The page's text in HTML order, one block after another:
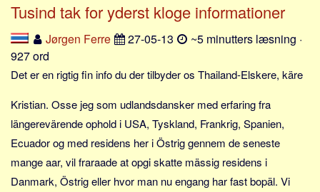
Lande
Tyrkiet
Spanien
Norge
Thailand
Italien
Tusind tak for yderst kloge informationer
Jørgen Ferre 27-05-13
~5 minutters læsning ·
927 ord
Det er en rigtig fin info du der tilbyder os Thailand-Elskere, käre
Kristian. Osse jeg som udlandsdansker med erfaring fra
längerevärende ophold i USA, Tyskland, Frankrig, Spanien,
Ecuador og med residens her i Östrig gennem de seneste
mange aar, vil fraraade at opgi skatte mässig residens i
Danmark, Östrig eller hvor man nu engang har fast bopäl. Vi